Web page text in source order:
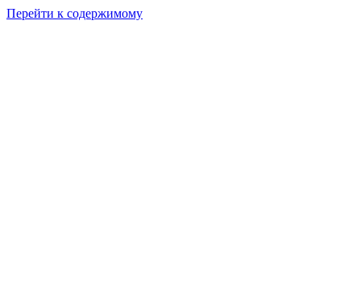
Перейти к содержимому